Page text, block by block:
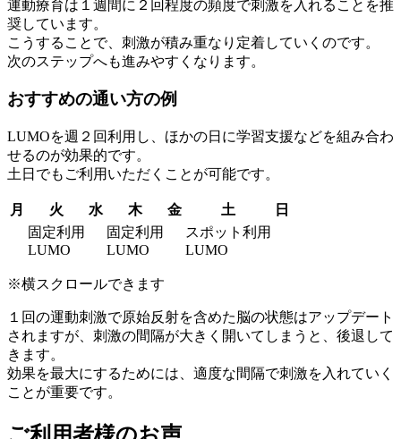
運動療育は１週間に２回程度の頻度で刺激を入れることを推
奨しています。
こうすることで、刺激が積み重なり定着していくのです。
次のステップへも進みやすくなります。
おすすめの通い方の例
LUMOを週２回利用し、ほかの日に学習支援などを組み合わ
せるのが効果的です。
土日でもご利用いただくことが可能です。
月 火 水 木 金 土
日
固定利用
LUMO
固定利用
LUMO
スポット利用
LUMO
※横スクロールできます
１回の運動刺激で原始反射を含めた脳の状態はアップデート
されますが、刺激の間隔が大きく開いてしまうと、後退して
きます。
効果を最大にするためには、適度な間隔で刺激を入れていく
ことが重要です。